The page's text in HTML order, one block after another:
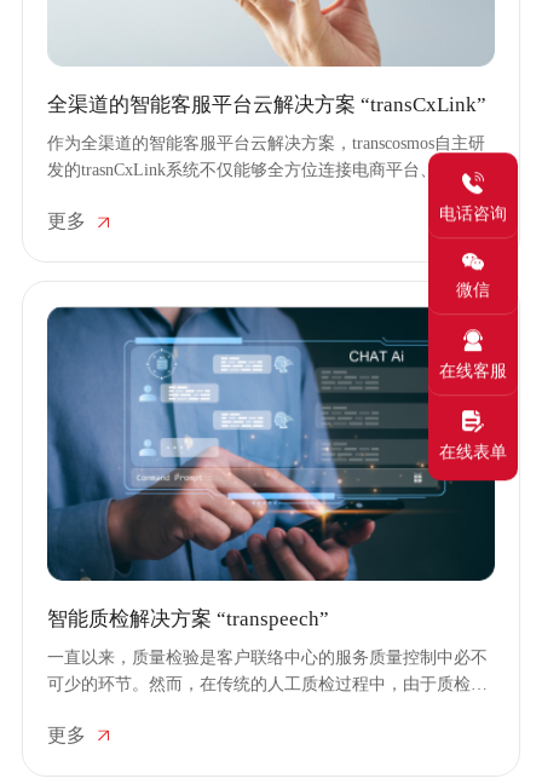
全渠道的智能客服平台云解决方案 “transCxLink”
作为全渠道的智能客服平台云解决方案，transcosmos自主研
发的trasnCxLink系统不仅能够全方位连接电商平台、社交平
台、电话语音、在线聊天等各类沟通渠道，实现企业、消费
者和客服人员三方的无缝对接，而且涵盖了CRM、智能客
服、营销系统、语音识别、自动报表和业务洞察等丰富的功
能，可以满足各行业企业的定制需求。
更多
智能质检解决方案 “transpeech”
一直以来，质量检验是客户联络中心的服务质量控制中必不
可少的环节。然而，在传统的人工质检过程中，由于质检人
异，而且耗时费力、难以覆盖全量任务。
更多
电话咨询
微信
在线客服
在线表单